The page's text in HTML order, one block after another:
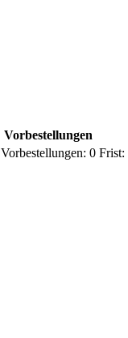
Vorbestellungen
Vorbestellungen: 0 Frist: